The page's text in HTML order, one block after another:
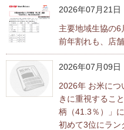
フ
2026年07月21日
主要地域生協の
前年割れも、店
2026年07月09日
2026年 お米につ
きに重視するこ
柄（41.3％）」
初めて3位にラン